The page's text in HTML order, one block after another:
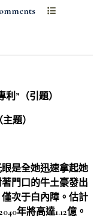
”（引題）
題）
是全她迅速拿起她
門口的牛土豪發出
次于白內障。估計
年將高達1.12億。